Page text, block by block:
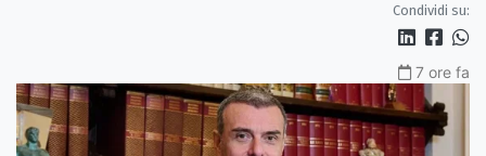
Condividi su:
7 ore fa